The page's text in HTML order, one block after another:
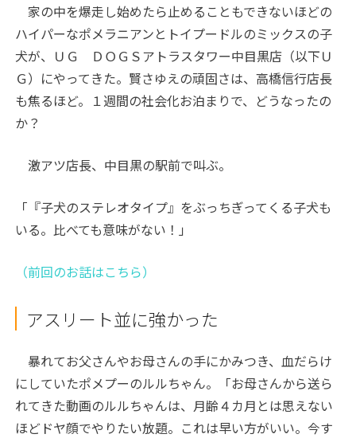
家の中を爆走し始めたら止めることもできないほどの
ハイパーなポメラニアンとトイプードルのミックスの子
犬が、ＵＧ ＤＯＧＳアトラスタワー中目黒店（以下Ｕ
Ｇ）にやってきた。賢さゆえの頑固さは、高橋信行店長
も焦るほど。１週間の社会化お泊まりで、どうなったの
か？
激アツ店長、中目黒の駅前で叫ぶ。
「『子犬のステレオタイプ』をぶっちぎってくる子犬も
いる。比べても意味がない！」
（前回のお話はこちら）
アスリート並に強かった
暴れてお父さんやお母さんの手にかみつき、血だらけ
にしていたポメプーのルルちゃん。「お母さんから送ら
れてきた動画のルルちゃんは、月齢４カ月とは思えない
ほどドヤ顔でやりたい放題。これは早い方がいい。今す